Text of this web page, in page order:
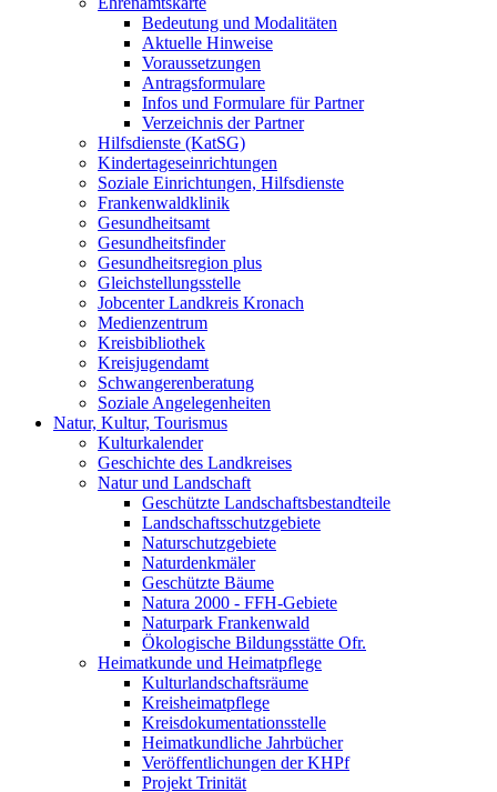
Bedeutung und Modalitäten
Aktuelle Hinweise
Voraussetzungen
Antragsformulare
Infos und Formulare für Partner
Verzeichnis der Partner
Hilfsdienste (KatSG)
Kindertageseinrichtungen
Soziale Einrichtungen, Hilfsdienste
Frankenwaldklinik
Gesundheitsamt
Gesundheitsfinder
Gesundheitsregion plus
Gleichstellungsstelle
Jobcenter Landkreis Kronach
Medienzentrum
Kreisbibliothek
Kreisjugendamt
Schwangerenberatung
Soziale Angelegenheiten
Natur, Kultur, Tourismus
Kulturkalender
Geschichte des Landkreises
Natur und Landschaft
Geschützte Landschaftsbestandteile
Landschaftsschutzgebiete
Naturschutzgebiete
Naturdenkmäler
Geschützte Bäume
Natura 2000 - FFH-Gebiete
Naturpark Frankenwald
Ökologische Bildungsstätte Ofr.
Heimatkunde und Heimatpflege
Kulturlandschaftsräume
Kreisheimatpflege
Kreisdokumentationsstelle
Heimatkundliche Jahrbücher
Veröffentlichungen der KHPf
Projekt Trinität